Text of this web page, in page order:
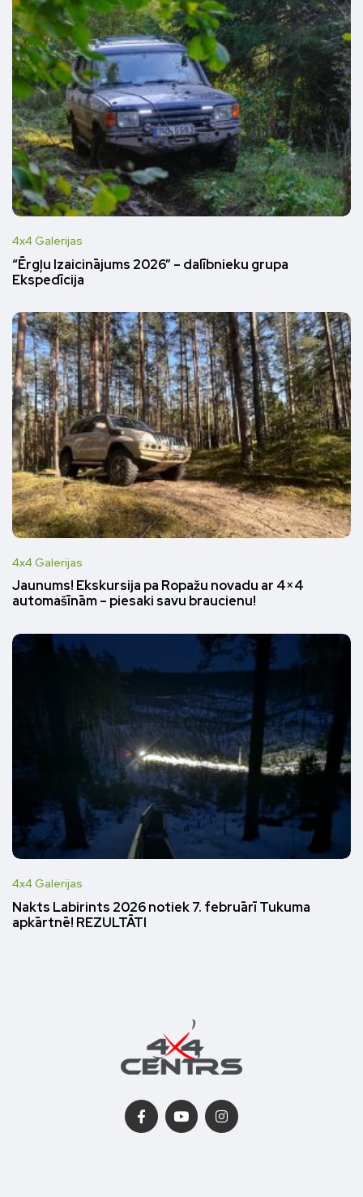
4x4 Galerijas
“Ērgļu Izaicinājums 2026” – dalībnieku grupa
Ekspedīcija
4x4 Galerijas
Jaunums! Ekskursija pa Ropažu novadu ar 4×4
automašīnām – piesaki savu braucienu!
4x4 Galerijas
Nakts Labirints 2026 notiek 7. februārī Tukuma
apkārtnē! REZULTĀTI